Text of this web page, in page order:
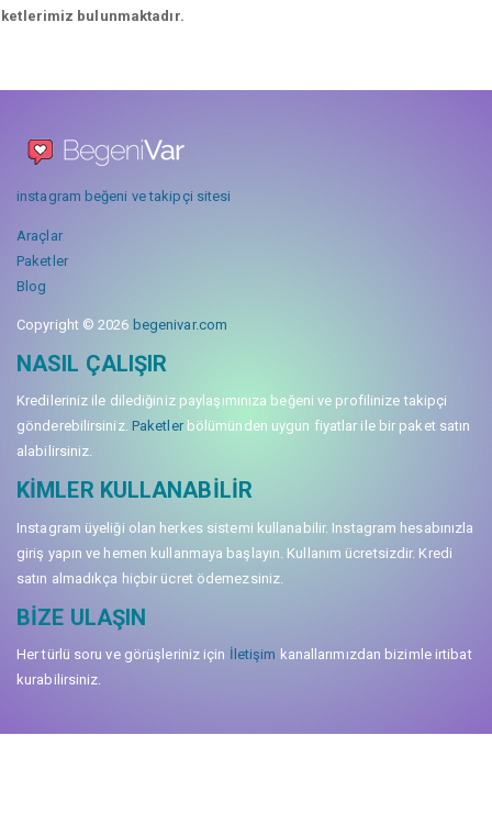
bulunmaktadır.
instagram beğeni ve takipçi sitesi
Araçlar
Paketler
Blog
Copyright © 2026 begenivar.com
NASIL ÇALIŞIR
Kredileriniz ile dilediğiniz paylaşımınıza beğeni ve profilinize takipçi
gönderebilirsiniz. Paketlerbölümünden uygun fiyatlar ile bir paket satın
alabilirsiniz.
KIMLER KULLANABILIR
Instagram üyeliği olan herkes sistemi kullanabilir. Instagram hesabınızla
giriş yapın ve hemen kullanmaya başlayın. Kullanım ücretsizdir. Kredi
satın almadıkça hiçbir ücret ödemezsiniz.
BIZE ULAŞIN
Her türlü soru ve görüşleriniz için İletişim kanallarımızdan bizimle irtibat
kurabilirsiniz.